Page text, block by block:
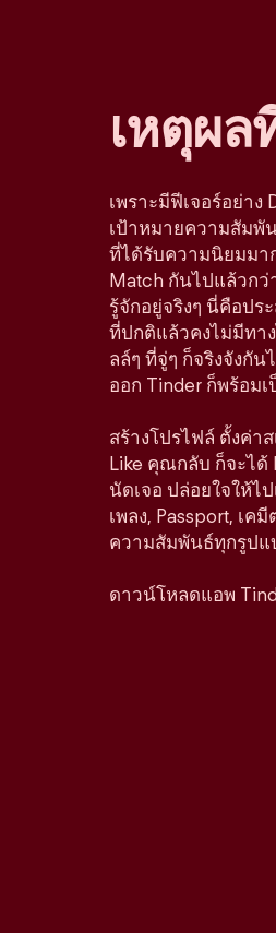
เหตุผล
เพราะมีฟีเจอร์อย่าง
เป้าหมายความสัมพั
ที่ได้รับความนิยมมา
Match กันไปแล้วก
รู้จักอยู่จริงๆ นี่คือปร
ที่ปกติแล้วคงไม่มีทา
ลล์ๆ ที่จู่ๆ ก็จริงจังกั
ออก Tinder ก็พร้อม
สร้างโปรไฟล์ ตั้งค่า
Like คุณกลับ ก็จะได้
นัดเจอ ปล่อยใจให้ไ
เพลง, Passport, เค
ความสัมพันธ์ทุกรูปแ
ดาวน์โหลดแอพ